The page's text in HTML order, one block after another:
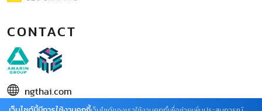
CONTACT
ngthai.com
บริษัท เอเอ็มอี อิมเมจิเนทีฟ จำกัด